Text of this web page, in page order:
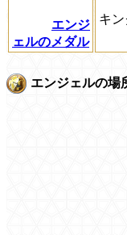
エンジ
ェルのメダル
キ
エンジェルの場